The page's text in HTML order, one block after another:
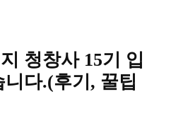
청창사 15기 입
다.(후기, 꿀팁